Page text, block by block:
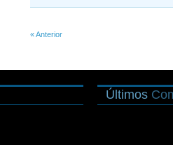
« Anterior
Últimos